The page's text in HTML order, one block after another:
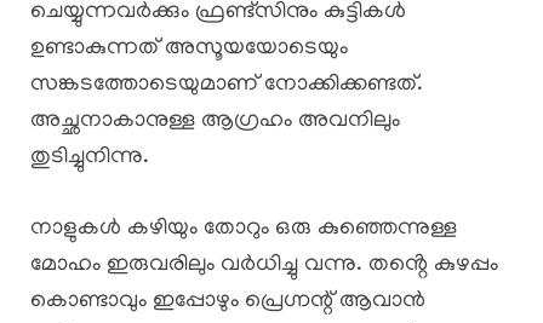
ചെയ്യുന്നവർക്കും ഫ്രണ്ട്‌സിനും കുട്ടികൾ
ഉണ്ടാകുന്നത് അസൂയയോടെയും
സങ്കടത്തോടെയുമാണ് നോക്കിക്കണ്ടത്.
അച്ഛനാകാനുള്ള ആഗ്രഹം അവനിലും
തുടിച്ചുനിന്നു.
നാളുകൾ കഴിയും തോറും ഒരു കുഞ്ഞെന്നുള്ള
മോഹം ഇരുവരിലും വർധിച്ചു വന്നു. തൻ്റെ കുഴപ്പം
കൊണ്ടാവും ഇപ്പോഴും പ്രെഗ്നന്റ് ആവാൻ